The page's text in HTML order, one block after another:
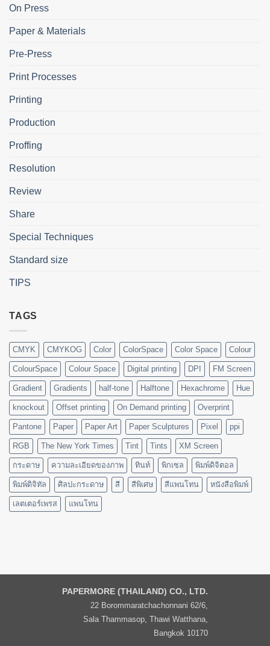
On Press
Paper & Materials
Pre-Press
Print Processes
Printing
Production
Proffing
Resolution
Review
Share
Special Techniques
Standard size
TIPS
TAGS
CMYK CMYKOG Color ColorSpace Color Space Colour
ColourSpace Colour Space Digital printing DPI FM Screen
Gradient Gradients half-tone Halftone Hexachrome Hue
knockout Offset printing On Demand printing Overprint
Pantone Paper Paper Art Paper Sculptures Pixel ppi
RGB The New York Times Tint Tints XM Screen
กระดาษ ความละเอียดของภาพ ทินท์ พิกเซล พิมพ์ดิจิตอล
พิมพ์ดิจิทัล ศิลปะกระดาษ สี สีพิเศษ สีแพนโทน หนังสือพิมพ์
เลตเตอร์เพรส แพนโทน
PAPERMORE (THAILAND) CO., LTD.
22 Borommaratchachonnani 62/6,
Sala Thammasop, Thawi Watthana,
Bangkok 10170